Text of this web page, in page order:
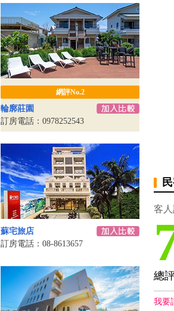
網評No.2
輪廓莊園
訂房電話：0978252543
蘇宅旅店
訂房電話：08-8613657
客
總
我要